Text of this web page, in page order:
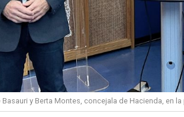
y Berta Montes, concejala de Hacienda, en